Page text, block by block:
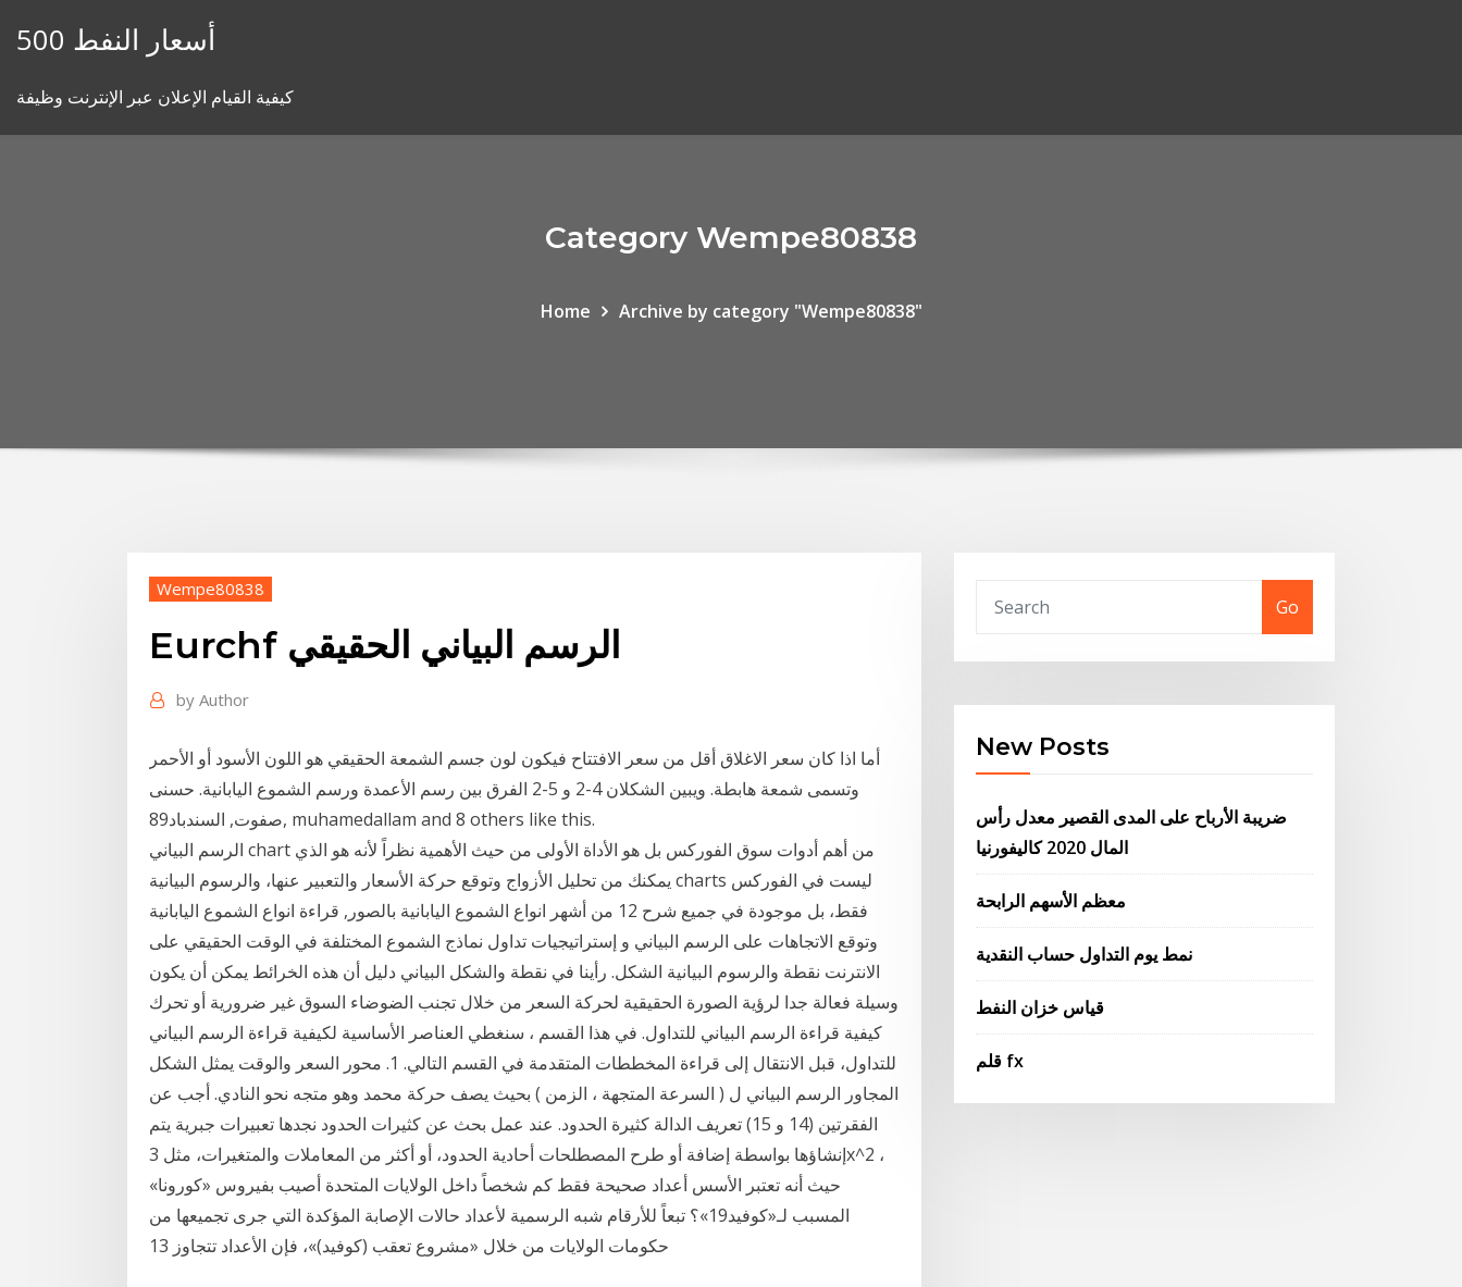
أسعار النفط 500
كيفية القيام الإعلان عبر الإنترنت وظيفة
Category Wempe80838
Home Archive by category "Wempe80838"
Wempe80838
Eurchf الرسم البياني الحقيقي
by Author
أما اذا كان سعر الاغلاق أقل من سعر الافتتاح فيكون لون جسم الشمعة الحقيقي هو اللون الأسود أو الأحمر
وتسمى شمعة هابطة. ويبين الشكلان 4-2 و 5-2 الفرق بين رسم الأعمدة ورسم الشموع اليابانية. حسنى
صفوت, السندباد89, muhamedallam and 8 others like this.
الرسم البياني chart من أهم أدوات سوق الفوركس بل هو الأداة الأولى من حيث الأهمية نظراً لأنه هو الذي
يمكنك من تحليل الأزواج وتوقع حركة الأسعار والتعبير عنها، والرسوم البيانية charts ليست في الفوركس
فقط، بل موجودة في جميع شرح 12 من أشهر انواع الشموع اليابانية بالصور, قراءة انواع الشموع اليابانية
وتوقع الاتجاهات على الرسم البياني و إستراتيجيات تداول نماذج الشموع المختلفة في الوقت الحقيقي على
الانترنت نقطة والرسوم البيانية الشكل. رأينا في نقطة والشكل البياني دليل أن هذه الخرائط يمكن أن يكون
وسيلة فعالة جدا لرؤية الصورة الحقيقية لحركة السعر من خلال تجنب الضوضاء السوق غير ضرورية أو تحرك
كيفية قراءة الرسم البياني للتداول. في هذا القسم ، سنغطي العناصر الأساسية لكيفية قراءة الرسم البياني
للتداول، قبل الانتقال إلى قراءة المخططات المتقدمة في القسم التالي. 1. محور السعر والوقت يمثل الشكل
المجاور الرسم البياني ل ( السرعة المتجهة ، الزمن ) بحيث يصف حركة محمد وهو متجه نحو النادي. أجب عن
الفقرتين (14 و 15) تعريف الدالة كثيرة الحدود. عند عمل بحث عن كثيرات الحدود نجدها تعبيرات جبرية يتم
إنشاؤها بواسطة إضافة أو طرح المصطلحات أحادية الحدود، أو أكثر من المعاملات والمتغيرات، مثل 3x^2 ،
حيث أنه تعتبر الأسس أعداد صحيحة فقط كم شخصاً داخل الولايات المتحدة أصيب بفيروس «كورونا»
المسبب لـ«كوفيد19»؟ تبعاً للأرقام شبه الرسمية لأعداد حالات الإصابة المؤكدة التي جرى تجميعها من
حكومات الولايات من خلال «مشروع تعقب (كوفيد)»، فإن الأعداد تتجاوز 13
Go
New Posts
ضريبة الأرباح على المدى القصير معدل رأس
المال 2020 كاليفورنيا
معظم الأسهم الرابحة
نمط يوم التداول حساب النقدية
قياس خزان النفط
قلم fx